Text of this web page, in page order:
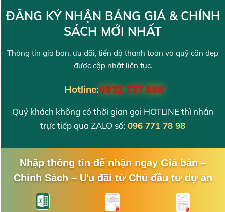
ĐĂNG KÝ NHẬN BẢNG GIÁ & CHÍNH
SÁCH MỚI NHẤT
Thông tin giá bán, ưu đãi, tiến độ thanh toán và quỹ căn đẹp
được cập nhật liên tục.
Hotline:0931 737 898
Quý khách không có thời gian gọi HOTLINE thì nhắn
trực tiếp qua ZALO số: 096 771 78 98
Nhập thông tin để nhận ngay Giá bán –
Chính Sách – Ưu đãi từ Chủ đầu tư dự án